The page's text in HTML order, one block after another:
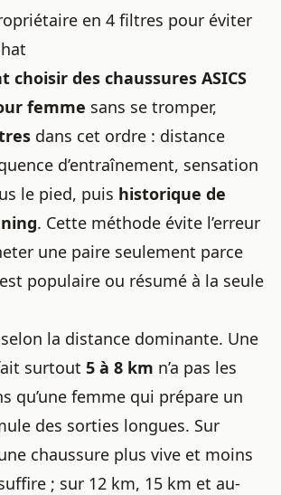
en 4 filtres pour éviter
choisir des chaussures ASICS
femme sans se tromper,
dans cet ordre : distance
d’entraînement, sensation
le pied, puis historique de
. Cette méthode évite l’erreur
une paire seulement parce
populaire ou résumé à la seule
la distance dominante. Une
surtout 5 à 8 km n’a pas les
qu’une femme qui prépare un
des sorties longues. Sur
chaussure plus vive et moins
; sur 12 km, 15 km et au-